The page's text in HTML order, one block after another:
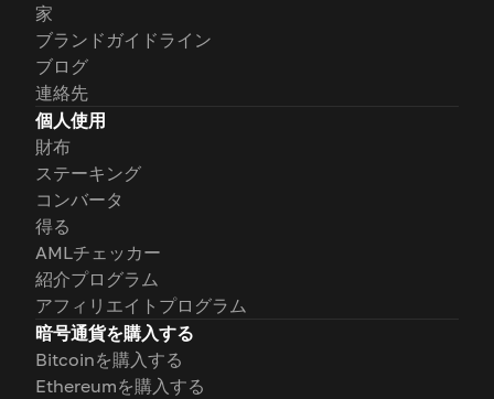
家
ブランドガイドライン
ブログ
連絡先
個人使用
財布
ステーキング
コンバータ
得る
AMLチェッカー
紹介プログラム
アフィリエイトプログラム
暗号通貨を購入する
Bitcoinを購入する
Ethereumを購入する